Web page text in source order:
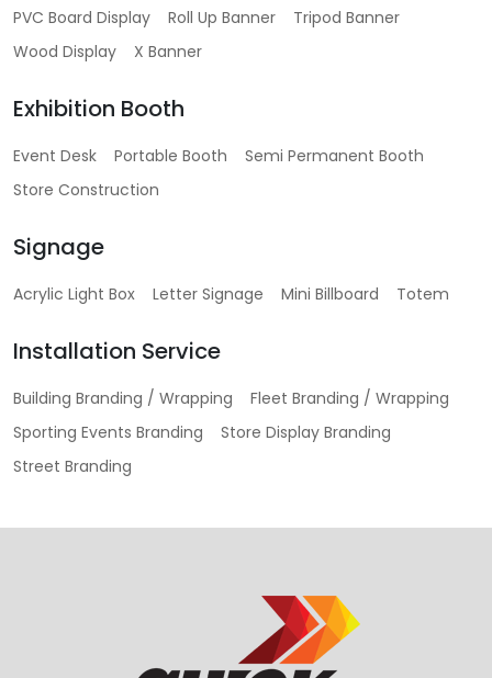
PVC Board Display
Roll Up Banner
Tripod Banner
Wood Display
X Banner
Exhibition Booth
Event Desk Portable Booth
Semi Permanent Booth
Store Construction
Signage
Acrylic Light Box Letter Signage Mini Billboard Totem
Installation Service
Building Branding / Wrapping
Fleet Branding / Wrapping
Sporting Events Branding
Store Display Branding
Street Branding